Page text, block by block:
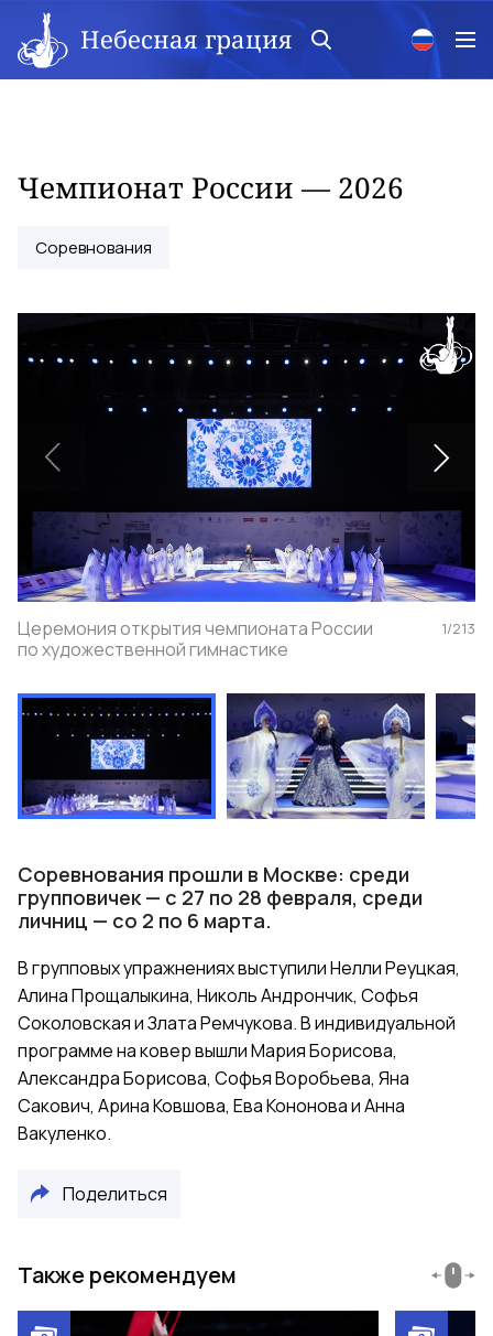
Небесная грация
Чемпионат России — 2026
Соревнования
Церемония открытия чемпионата России
по художественной гимнастике
1/213
Соревнования прошли в Москве: среди
групповичек — с 27 по 28 февраля, среди
личниц — со 2 по 6 марта.
В групповых упражнениях выступили Нелли Реуцкая,
Алина Прощалыкина, Николь Андрончик, Софья
Соколовская и Злата Ремчукова. В индивидуальной
программе на ковер вышли Мария Борисова,
Александра Борисова, Софья Воробьева, Яна
Сакович, Арина Ковшова, Ева Кононова и Анна
Вакуленко.
Поделиться
Также рекомендуем